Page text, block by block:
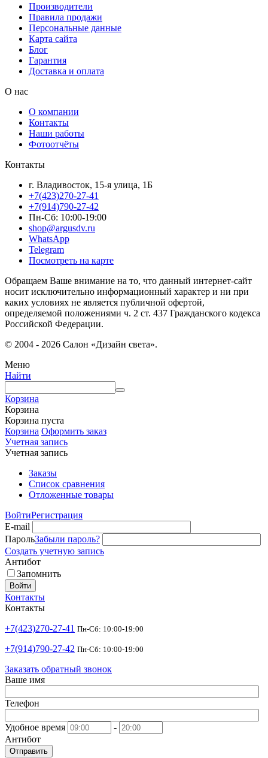
Производители
Правила продажи
Персональные данные
Карта сайта
Блог
Гарантия
Доставка и оплата
О нас
О компании
Контакты
Наши работы
Фотоотчёты
Контакты
г. Владивосток, 15-я улица, 1Б
+7(423)270-27-41
+7(914)790-27-42
Пн-Сб: 10:00-19:00
shop@argusdv.ru
WhatsApp
Telegram
Посмотреть на карте
Обращаем Ваше внимание на то, что данный интернет-сайт
носит исключительно информационный характер и ни при
каких условиях не является публичной офертой,
определяемой положениями ч. 2 ст. 437 Гражданского кодекса
Российской Федерации.
© 2004 - 2026 Салон «Дизайн света».
Меню
Найти
Корзина
Корзина
Корзина пуста
Корзина Оформить заказ
Учетная запись
Учетная запись
Заказы
Список сравнения
Отложенные товары
ВойтиРегистрация
E-mail
ПарольЗабыли пароль?
Создать учетную запись
Антибот
Запомнить
Войти
Контакты
Контакты
+7(423)270-27-41 Пн-Сб: 10:00-19:00
+7(914)790-27-42 Пн-Сб: 10:00-19:00
Заказать обратный звонок
Ваше имя
Телефон
Удобное время
-
Антибот
Отправить